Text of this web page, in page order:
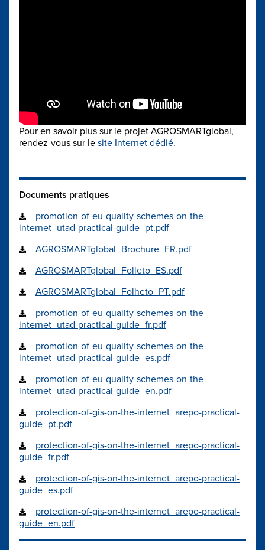
Pour en savoir plus sur le projet AGROSMARTglobal,
rendez-vous sur le site Internet dédié.
Documents pratiques
promotion-of-eu-quality-schemes-on-the-
internet_utad-practical-guide_pt.pdf
AGROSMARTglobal_Brochure_FR.pdf
AGROSMARTglobal_Folleto_ES.pdf
AGROSMARTglobal_Folheto_PT.pdf
promotion-of-eu-quality-schemes-on-the-
internet_utad-practical-guide_fr.pdf
promotion-of-eu-quality-schemes-on-the-
internet_utad-practical-guide_es.pdf
promotion-of-eu-quality-schemes-on-the-
internet_utad-practical-guide_en.pdf
protection-of-gis-on-the-internet_arepo-practical-
guide_pt.pdf
protection-of-gis-on-the-internet_arepo-practical-
guide_fr.pdf
protection-of-gis-on-the-internet_arepo-practical-
guide_es.pdf
protection-of-gis-on-the-internet_arepo-practical-
guide_en.pdf